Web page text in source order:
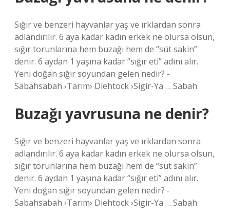
Sığır ve benzeri hayvanlar yaş ve ırklardan sonra
adlandırılır. 6 aya kadar kadın erkek ne olursa olsun,
sığır torunlarına hem buzağı hem de “süt sakin”
denir. 6 aydan 1 yaşına kadar “sığır eti” adını alır.
Yeni doğan sığır soyundan gelen nedir? -
Sabahsabah ›Tarım› Diehtock ›Sigir-Ya … Sabah
Buzağı yavrusuna ne denir?
Sığır ve benzeri hayvanlar yaş ve ırklardan sonra
adlandırılır. 6 aya kadar kadın erkek ne olursa olsun,
sığır torunlarına hem buzağı hem de “süt sakin”
denir. 6 aydan 1 yaşına kadar “sığır eti” adını alır.
Yeni doğan sığır soyundan gelen nedir? -
Sabahsabah ›Tarım› Diehtock ›Sigir-Ya … Sabah